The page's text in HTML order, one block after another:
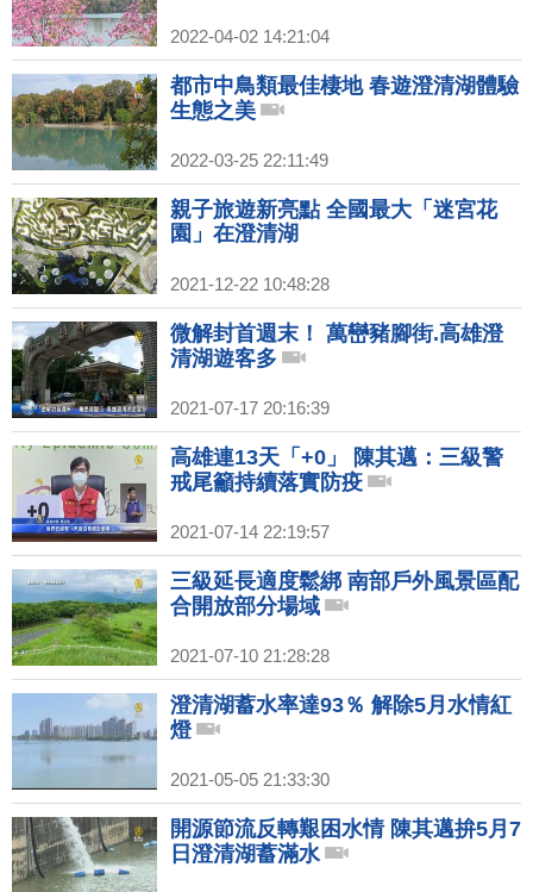
2022-04-02 14:21:04
都市中鳥類最佳棲地 春遊澄清湖體驗
生態之美
2022-03-25 22:11:49
親子旅遊新亮點 全國最大「迷宮花
園」在澄清湖
2021-12-22 10:48:28
微解封首週末！ 萬巒豬腳街.高雄澄
清湖遊客多
2021-07-17 20:16:39
高雄連13天「+0」 陳其邁：三級警
戒尾籲持續落實防疫
2021-07-14 22:19:57
三級延長適度鬆綁 南部戶外風景區配
合開放部分場域
2021-07-10 21:28:28
澄清湖蓄水率達93％ 解除5月水情紅
燈
2021-05-05 21:33:30
開源節流反轉艱困水情 陳其邁拚5月7
日澄清湖蓄滿水